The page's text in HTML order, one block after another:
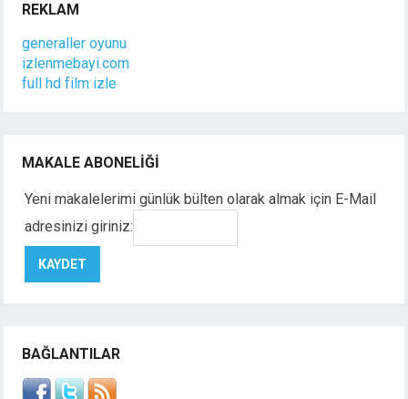
REKLAM
generaller oyunu
izlenmebayi.com
full hd film izle
MAKALE ABONELIĞI
Yeni makalelerimi günlük bülten olarak almak için E-Mail
adresinizi giriniz:
BAĞLANTILAR